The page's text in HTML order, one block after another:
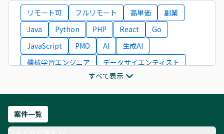
リモート可 フルリモート 高単価
副業
Java
Python PHP React
Go
JavaScript
PMO AI
生成AI
機械学習エンジニア
データサイエンティスト
ITコンサルタント
フロントエンドエンジニア
ネットワークエンジニア
AIエンジニア
Webデザイナー
すべて表示
案件一覧